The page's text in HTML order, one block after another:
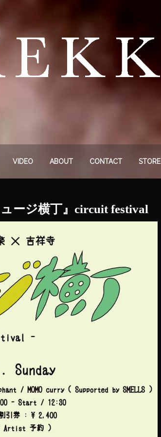
VIDEO ABOUT CONTACT STORE
ージ横丁』circuit festival